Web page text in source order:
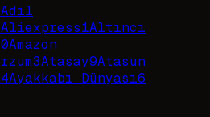
Adil
Aliexpress1Altıncı
Amazon
3Atasay9Atasun
4Ayakkabı Dünyası6